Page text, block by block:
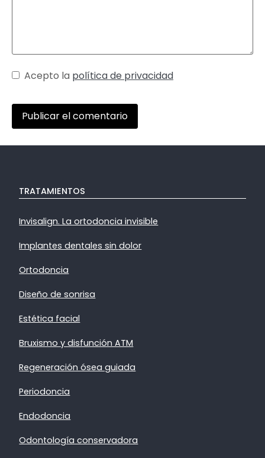
Acepto la política de privacidad
TRATAMIENTOS
Invisalign. La ortodoncia invisible
Implantes dentales sin dolor
Ortodoncia
Diseño de sonrisa
Estética facial
Bruxismo y disfunción ATM
Regeneración ósea guiada
Periodoncia
Endodoncia
Odontología conservadora